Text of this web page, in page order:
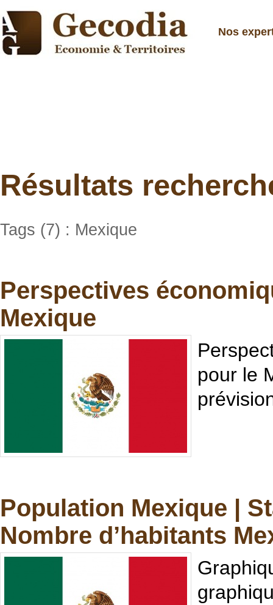
Nos
Résultats
Tags (7) : Mexique
Perspectives
Mexique
pour le
Population Mexique |
Nombre d’habitants